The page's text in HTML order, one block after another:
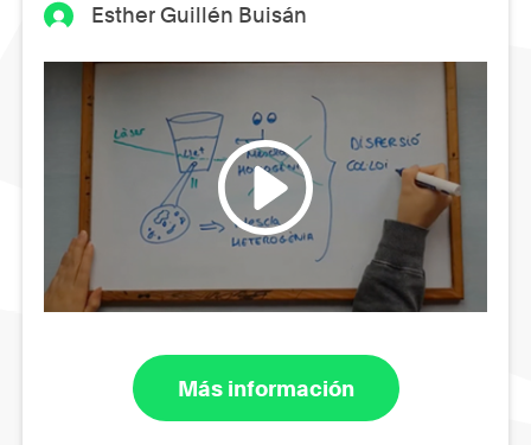
Esther Guillén Buisán
Más información